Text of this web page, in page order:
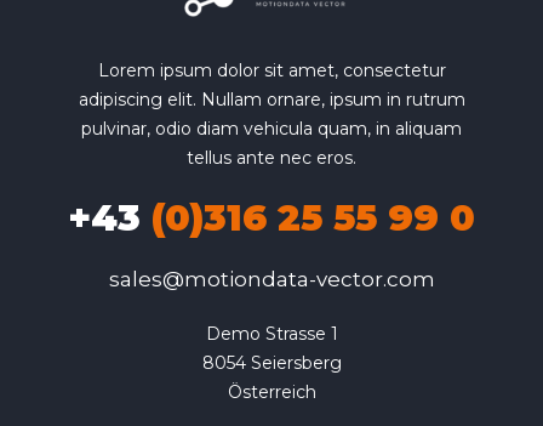
Lorem ipsum dolor sit amet, consectetur
adipiscing elit. Nullam ornare, ipsum in rutrum
pulvinar, odio diam vehicula quam, in aliquam
tellus ante nec eros.
+43 (0)316 25 55 99 0
sales@motiondata-vector.com
Demo Strasse 1
8054 Seiersberg
Österreich